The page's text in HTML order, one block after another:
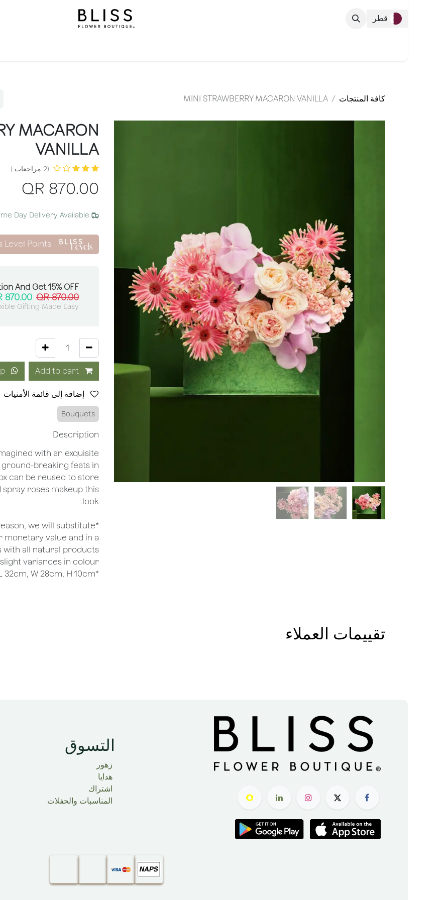
قطر
كافة المنتجات MINI STRAWBERRY MACARON VANILLA
MACARON
VANILLA
(2 مراجعات )
870.00
Day Delivery Available
Level Points
And Get 15% OFF:
870.00
QR
870.00
Gifting Made Easy
Bouquets
Description
with an exquisite
breaking feats in
can be reused to store
roses makeup this
look.
we will substitute
value and in a
with all natural products
variances in colour.
*Mini Bliss Gift Box - Rectangle Size: L 32cm, W 28cm, H 10cm
تقييمات العملاء
التسوق
زهور
هدايا
اشتراك
المناسبات والحفلات